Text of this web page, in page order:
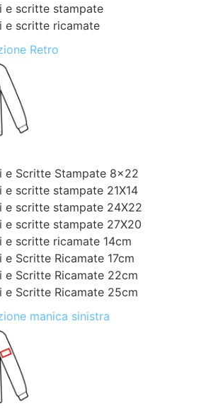
e scritte stampate
e scritte ricamate
Retro
e Scritte Stampate 8×22
e scritte stampate 21X14
e scritte stampate 24X22
e scritte stampate 27X20
e scritte ricamate 14cm
e Scritte Ricamate 17cm
e Scritte Ricamate 22cm
e Scritte Ricamate 25cm
manica sinistra